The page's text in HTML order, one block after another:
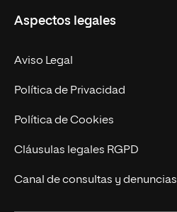
Doctorados
Experto Universitario
Postgrados
Cursos Universitarios
Facultades
Nuestro Equipo
Trabaja en UNIR
Actualidad
UNIR Revista
Eventos
Aspectos legales
Aviso Legal
Política de Privacidad
Política de Cookies
Cláusulas legales RGPD
Canal de consultas y denuncias